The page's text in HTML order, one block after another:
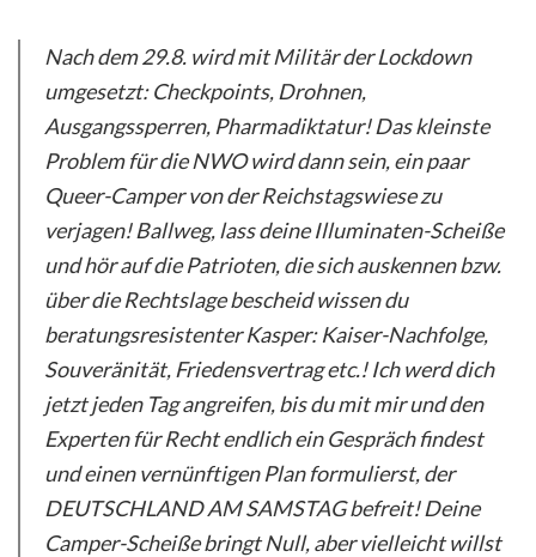
Nach dem 29.8. wird mit Militär der Lockdown
umgesetzt: Checkpoints, Drohnen,
Ausgangssperren, Pharmadiktatur! Das kleinste
Problem für die NWO wird dann sein, ein paar
Queer-Camper von der Reichstagswiese zu
verjagen! Ballweg, lass deine Illuminaten-Scheiße
und hör auf die Patrioten, die sich auskennen bzw.
über die Rechtslage bescheid wissen du
beratungsresistenter Kasper: Kaiser-Nachfolge,
Souveränität, Friedensvertrag etc.! Ich werd dich
jetzt jeden Tag angreifen, bis du mit mir und den
Experten für Recht endlich ein Gespräch findest
und einen vernünftigen Plan formulierst, der
DEUTSCHLAND AM SAMSTAG befreit! Deine
Camper-Scheiße bringt Null, aber vielleicht willst